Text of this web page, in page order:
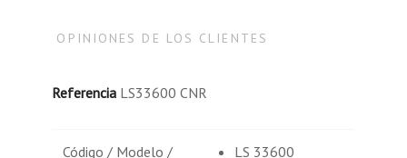
OPINIONES DE LOS CLIENTES
Referencia LS33600 CNR
Código / Modelo /
LS 33600